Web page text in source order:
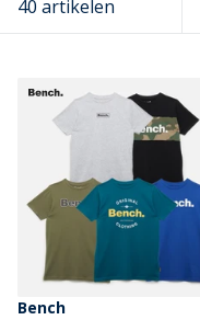
40 artikelen
Bench